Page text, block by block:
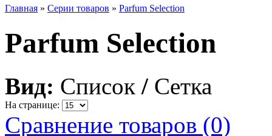
Главная » Серии товаров » Parfum Selection
Parfum Selection
Вид: Список / Сетка
На странице:
Сравнение товаров (0)